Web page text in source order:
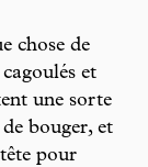
chose de
et
une sorte
bouger, et
pour